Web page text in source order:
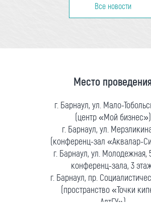
Все новости
Место проведения
г. Барнаул, ул. Мало-
(центр «Мой бизнес»)
г. Барнаул, ул.
(конференц-зал «Аквалар-
г. Барнаул, ул. Молодежная,
конференц-зала, 3
г. Барнаул, пр.
(пространство «Точки
АлтГУ»)